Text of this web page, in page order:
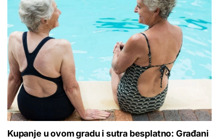
Kupanje u ovom gradu i sutra besplatno: Građani